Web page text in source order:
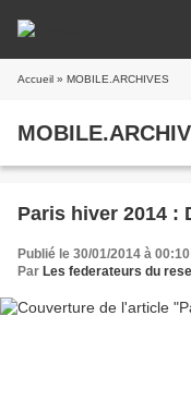
Accueil » MOBILE.ARCHIVES
Paris hiver 2014 :
Publié le 30/01/2014 à 00:10
Par Les federateurs du